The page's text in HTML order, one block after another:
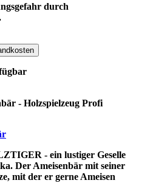
durch
- ein lustiger Geselle
Der Ameisenbär mit seiner
mit der er gerne Ameisen